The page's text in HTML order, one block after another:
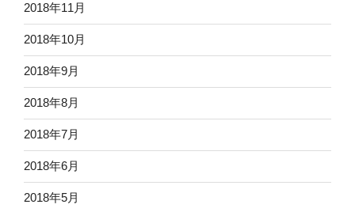
2018年11月
2018年10月
2018年9月
2018年8月
2018年7月
2018年6月
2018年5月